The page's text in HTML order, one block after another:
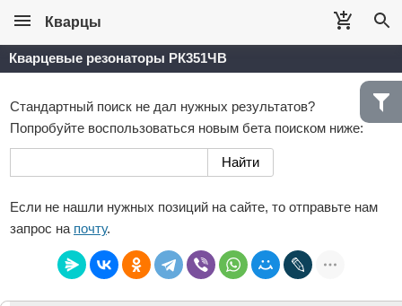
Кварцы
Кварцевые резонаторы РК351ЧВ
Стандартный поиск не дал нужных результатов?
Попробуйте воспользоваться новым бета поиском ниже:
Если не нашли нужных позиций на сайте, то отправьте нам
запрос на почту.